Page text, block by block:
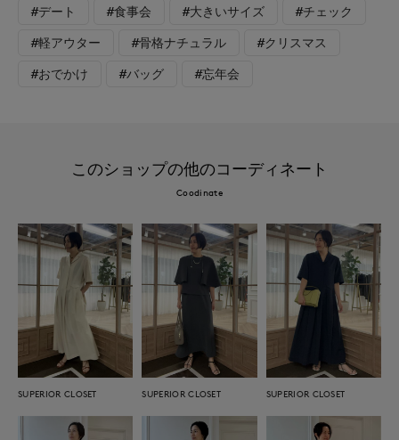
#デート #食事会 #大きいサイズ #チェック
#軽アウター #骨格ナチュラル #クリスマス
#おでかけ #バッグ #忘年会
このショップの他のコーディネート
Coodinate
SUPERIOR CLOSET SUPERIOR CLOSET SUPERIOR CLOSET